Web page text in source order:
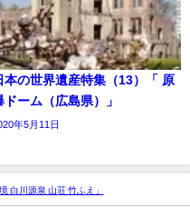
本の世界遺産特集（13）「 原
ドーム（広島県）」
年5月11日
白川源泉 山荘 竹ふえ」